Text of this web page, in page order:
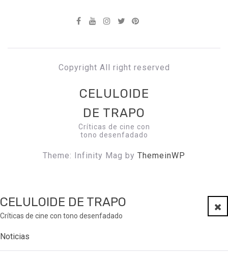
Copyright All right reserved
CELULOIDE
DE TRAPO
Críticas de cine con
tono desenfadado
Theme: Infinity Mag by ThemeinWP
CELULOIDE DE TRAPO
Críticas de cine con tono desenfadado
Noticias